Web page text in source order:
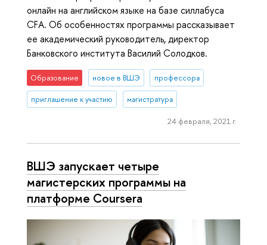
онлайн на английском языке на базе силлабуса
CFA. Об особенностях программы рассказывает
ее академический руководитель, директор
Банковского института Василий Солодков.
Образование новое в ВШЭ профессора
приглашение к участию магистратура
24 февраля, 2021 г.
ВШЭ запускает четыре
магистерских программы на
платформе Coursera